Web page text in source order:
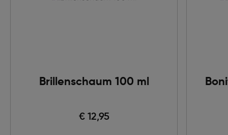
Brillenschaum 100 ml
€ 12,95